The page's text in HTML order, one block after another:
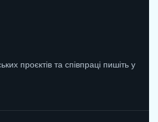
проєктів та співпраці пишіть у